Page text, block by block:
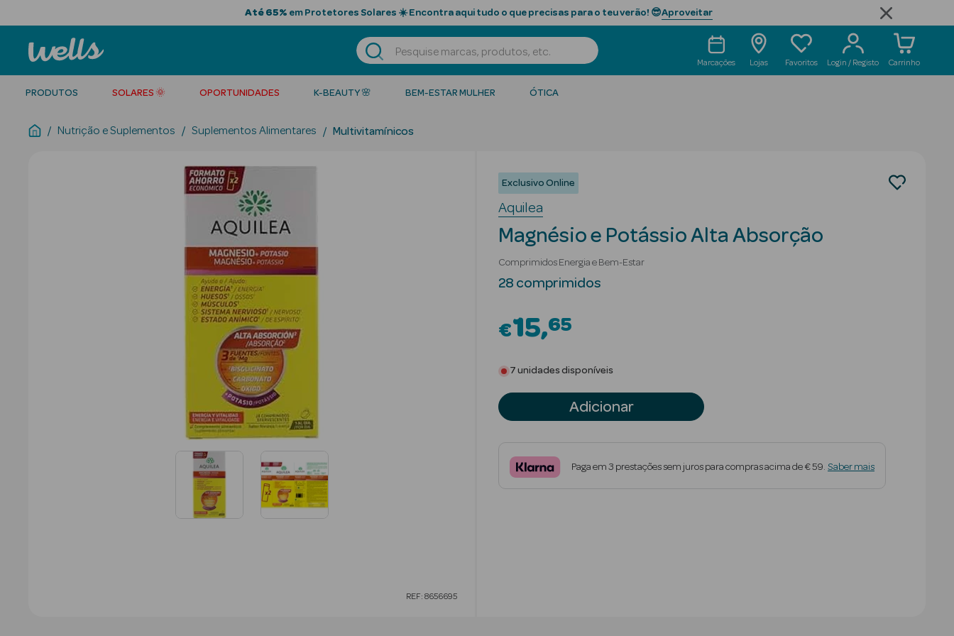
Até 65% em Protetores Solares ☀️ Encontra aqui tudo o que precisas para o teu verão! 😎Aproveitar
Marcações Lojas Favoritos Login / Registo Carrinho
PRODUTOS SOLARES 🌞 OPORTUNIDADES K-BEAUTY 🌸 BEM-ESTAR MULHER ÓTICA
Nutrição e Suplementos Suplementos Alimentares Multivitamínicos
REF: 8656695
Exclusivo Online
Aquilea
Magnésio e Potássio Alta Absorção
Comprimidos Energia e Bem-Estar
28 comprimidos
€15 65
7 unidades disponíveis
Adicionar
Paga em 3 prestações sem juros para compras acima de € 59. Saber mais